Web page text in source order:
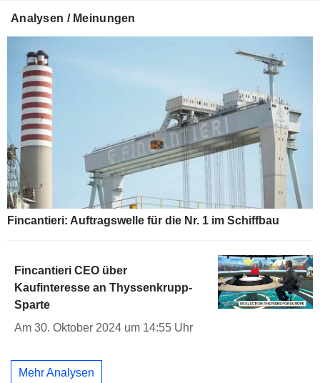
Analysen / Meinungen
Fincantieri: Auftragswelle für die Nr. 1 im Schiffbau
Fincantieri CEO über
Kaufinteresse an Thyssenkrupp-
Sparte
Am 30. Oktober 2024 um 14:55 Uhr
Mehr Analysen